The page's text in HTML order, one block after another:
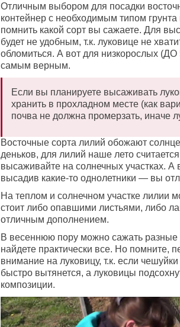
Отличным выбором для посадки
контейнер с необходимым типом
помнить какой сорт вы сажаете. Для
будет не удобным, т.к. луковице не
обломиться. А вот для низкорослых
самым верным.
Если вы планируете высаживать
хранить в прохладном месте (как
почва не должна промерзать, иначе
Восточные сорта лилий обожают
деньков, для лилий наше лето
высаживайте на солнечных участках. А
высадив какие-то однолетники — вы
На теплом и солнечном участке лилии
стоит либо опавшими листьями, либо
отличным дополнением.
В весеннюю пору можно сажать
найдете практически все. Но помните,
внимание на луковицу, т.к. если
быстро вытянется, а луковицы
композиции.